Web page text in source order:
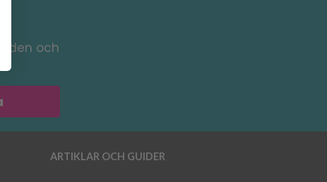
och
ARTIKLAR OCH GUIDER